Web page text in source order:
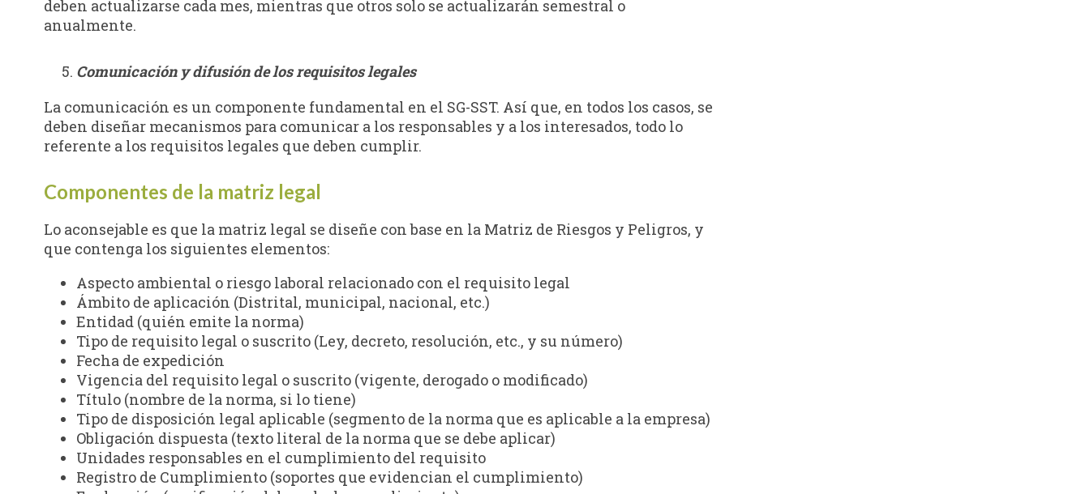
deben actualizarse cada mes, mientras que otros solo se actualizarán semestral o
anualmente.
Comunicación y difusión de los requisitos legales
La comunicación es un componente fundamental en el SG-SST. Así que, en todos los casos, se
deben diseñar mecanismos para comunicar a los responsables y a los interesados, todo lo
referente a los requisitos legales que deben cumplir.
Componentes de la matriz legal
Lo aconsejable es que la matriz legal se diseñe con base en la Matriz de Riesgos y Peligros, y
que contenga los siguientes elementos:
Aspecto ambiental o riesgo laboral relacionado con el requisito legal
Ámbito de aplicación (Distrital, municipal, nacional, etc.)
Entidad (quién emite la norma)
Tipo de requisito legal o suscrito (Ley, decreto, resolución, etc., y su número)
Fecha de expedición
Vigencia del requisito legal o suscrito (vigente, derogado o modificado)
Título (nombre de la norma, si lo tiene)
Tipo de disposición legal aplicable (segmento de la norma que es aplicable a la empresa)
Obligación dispuesta (texto literal de la norma que se debe aplicar)
Unidades responsables en el cumplimiento del requisito
Registro de Cumplimiento (soportes que evidencian el cumplimiento)